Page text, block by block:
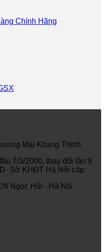
Chính Hãng
Mại Khang Thịnh
7/3/2000, thay đổi lần 9
Sở KHĐT Hà Nôi cấp
Ngọc Hồi - Hà Nội